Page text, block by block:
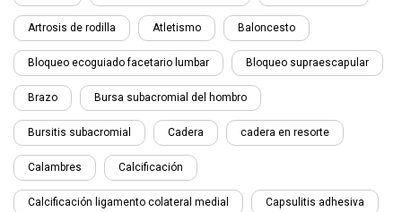
Artrosis de rodilla Atletismo Baloncesto
Bloqueo ecoguiado facetario lumbar Bloqueo supraescapular
Brazo Bursa subacromial del hombro
Bursitis subacromial Cadera cadera en resorte
Calambres Calcificación
Calcificación ligamento colateral medial Capsulitis adhesiva